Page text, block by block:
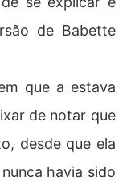
de Babette
que a estava
de notar que
desde que ela
havia sido